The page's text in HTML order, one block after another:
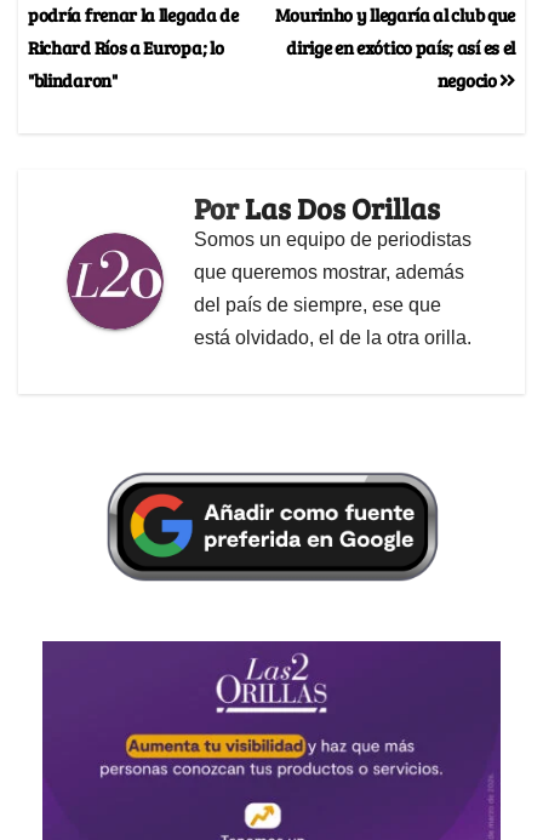
Mourinho y llegaría al club que
dirige en exótico país; así es el
negocio
podría frenar la llegada de
Richard Ríos a Europa; lo
"blindaron"
PorLas Dos Orillas
Somos un equipo de periodistas
que queremos mostrar, además
del país de siempre, ese que
está olvidado, el de la otra orilla.